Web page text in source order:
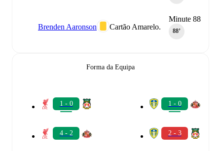
Minute 88
88‎’‎
Cartão Amarelo.
Brenden Aaronson
Forma da Equipa
1 - 0
4 - 2
1 - 0
2 - 3